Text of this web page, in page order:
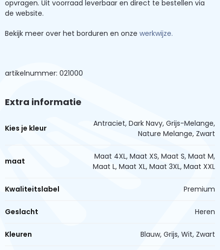
opvragen. Uit voorraad leverbaar en direct te bestellen via
de website.
Bekijk meer over het borduren en onze werkwijze.
artikelnummer: 021000
Extra informatie
Kies je kleur
Antraciet, Dark Navy, Grijs-Melange,
Nature Melange, Zwart
maat
Maat 4XL, Maat XS, Maat S, Maat M,
Maat L, Maat XL, Maat 3XL, Maat XXL
Kwaliteitslabel Premium
Geslacht Heren
Kleuren Blauw, Grijs, Wit, Zwart